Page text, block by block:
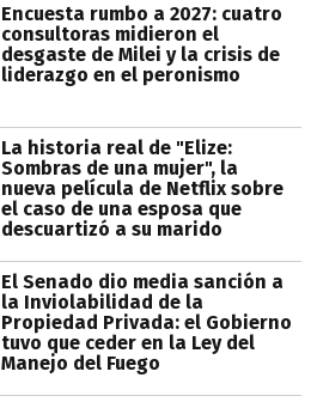
Encuesta rumbo a 2027: cuatro
consultoras midieron el
desgaste de Milei y la crisis de
liderazgo en el peronismo
La historia real de "Elize:
Sombras de una mujer", la
nueva película de Netflix sobre
el caso de una esposa que
descuartizó a su marido
El Senado dio media sanción a
la Inviolabilidad de la
Propiedad Privada: el Gobierno
tuvo que ceder en la Ley del
Manejo del Fuego